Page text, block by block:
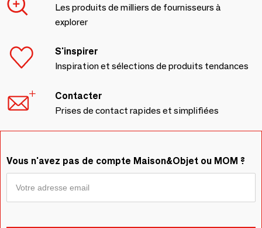
Les produits de milliers de fournisseurs à
explorer
S'inspirer
Inspiration et sélections de produits tendances
Contacter
Prises de contact rapides et simplifiées
Vous n'avez pas de compte Maison&Objet ou MOM ?